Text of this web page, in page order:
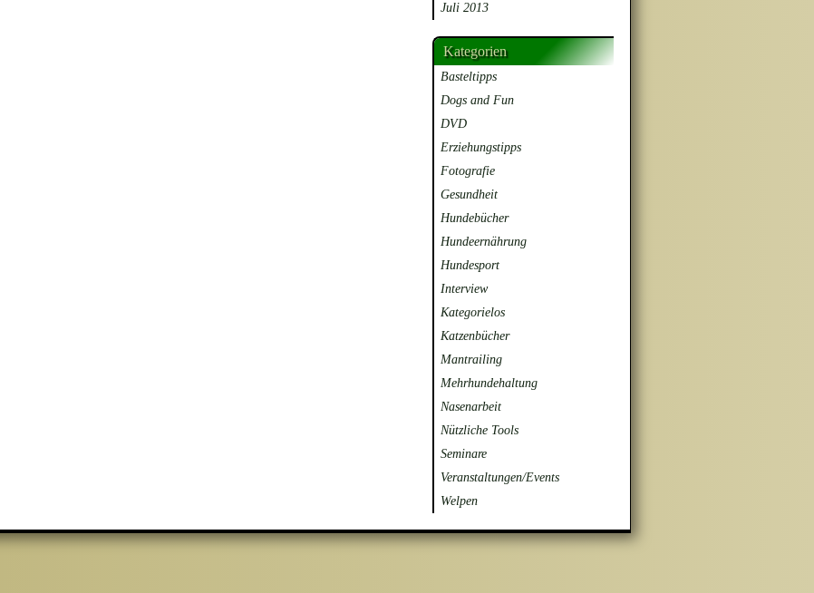
Juli 2013
Kategorien
Basteltipps
Dogs and Fun
DVD
Erziehungstipps
Fotografie
Gesundheit
Hundebücher
Hundeernährung
Hundesport
Interview
Kategorielos
Katzenbücher
Mantrailing
Mehrhundehaltung
Nasenarbeit
Nützliche Tools
Seminare
Veranstaltungen/Events
Welpen